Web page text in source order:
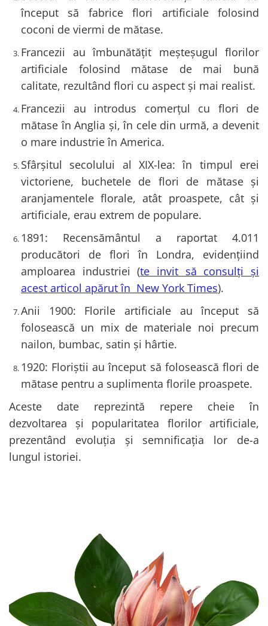
început să fabrice flori artificiale folosind
coconi de viermi de mătase.
Francezii au îmbunătățit meșteșugul florilor
artificiale folosind mătase de mai bună
calitate, rezultând flori cu aspect și mai realist.
Francezii au introdus comerțul cu flori de
mătase în Anglia și, în cele din urmă, a devenit
o mare industrie în America.
Sfârșitul secolului al XIX-lea: în timpul erei
victoriene, buchetele de flori de mătase și
aranjamentele florale, atât proaspete, cât și
artificiale, erau extrem de populare.
1891: Recensământul a raportat 4.011
producători de flori în Londra, evidențiind
amploarea industriei (te invit să consulți și
acest articol apărut în New York Times).
Anii 1900: Florile artificiale au început să
folosească un mix de materiale noi precum
nailon, bumbac, satin și hârtie.
1920: Floriștii au început să folosească flori de
mătase pentru a suplimenta florile proaspete.
Aceste date reprezintă repere cheie în
dezvoltarea și popularitatea florilor artificiale,
prezentând evoluția și semnificația lor de-a
lungul istoriei.